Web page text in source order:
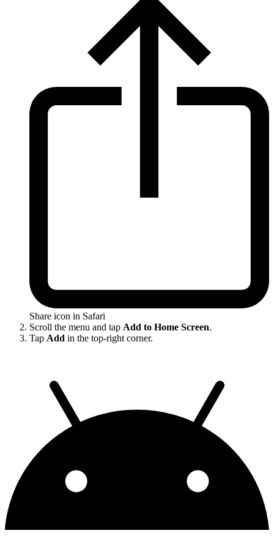
Share icon in Safari
Scroll the menu and tap Add to Home Screen.
Tap Add in the top-right corner.